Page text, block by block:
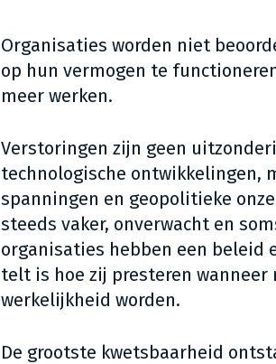
Organisaties worden niet
op hun vermogen te
meer werken.
Verstoringen zijn geen
technologische ontwikkelingen,
spanningen en geopolitieke
steeds vaker, onverwacht en
organisaties hebben een beleid
telt is hoe zij presteren wanneer
werkelijkheid worden.
De grootste kwetsbaarheid